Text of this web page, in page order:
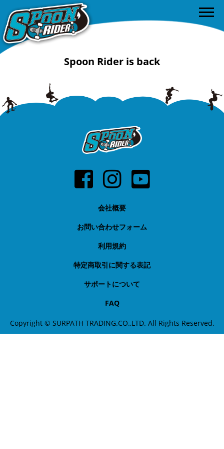
Spoon Rider is back
会社概要
お問い合わせフォーム
利用規約
特定商取引に関する表記
サポートについて
FAQ
Copyright © SURPATH TRADING.CO.,LTD. All Rights Reserved.